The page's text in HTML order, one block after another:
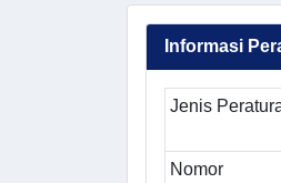
Informasi
Jenis
Nomor